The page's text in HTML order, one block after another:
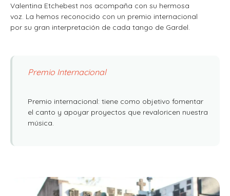
Valentina Etchebest nos acompaña con su hermosa
voz. La hemos reconocido con un premio internacional
por su gran interpretación de cada tango de Gardel.
Premio Internacional
Premio internacional: tiene como objetivo fomentar
el canto y apoyar proyectos que revaloricen nuestra
música.